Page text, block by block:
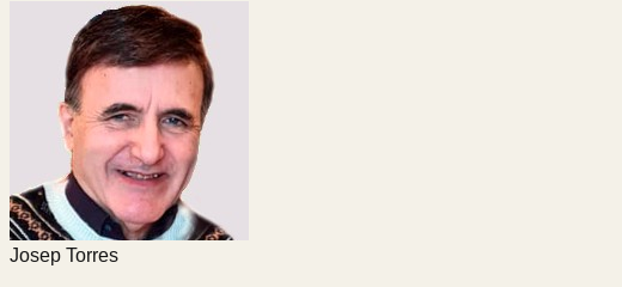
Josep Torres